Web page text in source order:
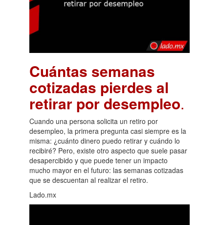
Cuántas semanas
cotizadas pierdes al
retirar por desempleo.
Cuando una persona solicita un retiro por
desempleo, la primera pregunta casi siempre es la
misma: ¿cuánto dinero puedo retirar y cuándo lo
recibiré? Pero, existe otro aspecto que suele pasar
desapercibido y que puede tener un impacto
mucho mayor en el futuro: las semanas cotizadas
que se descuentan al realizar el retiro.
Lado.mx